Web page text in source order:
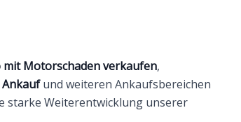
mit Motorschaden verkaufen,
und weiteren Ankaufsbereichen
starke Weiterentwicklung unserer